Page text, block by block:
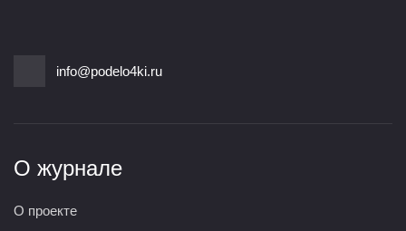
info@podelo4ki.ru
О журнале
О проекте